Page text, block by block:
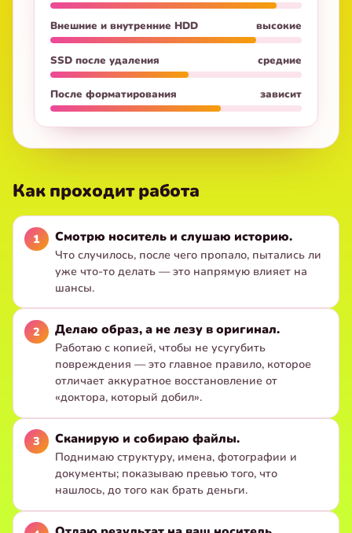
Внешние и внутренние HDD высокие
SSD после удаления средние
После форматирования зависит
Как проходит работа
Смотрю носитель и слушаю историю.
Что случилось, после чего пропало, пытались ли
уже что-то делать — это напрямую влияет на
шансы.
Делаю образ, а не лезу в оригинал.
Работаю с копией, чтобы не усугубить
повреждения — это главное правило, которое
отличает аккуратное восстановление от
«доктора, который добил».
Сканирую и собираю файлы.
Поднимаю структуру, имена, фотографии и
документы; показываю превью того, что
нашлось, до того как брать деньги.